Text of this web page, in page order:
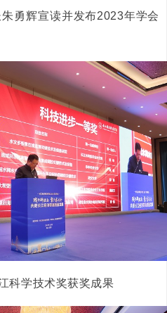
勇辉宣读并发布2023年学会
科学技术奖获奖成果